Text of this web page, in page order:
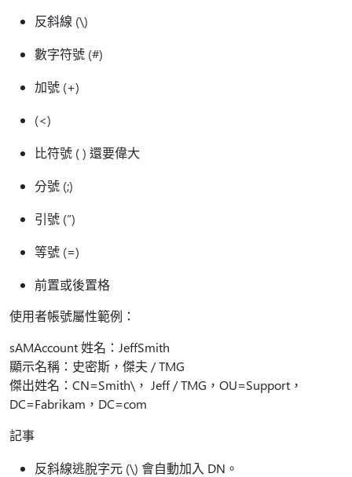
反斜線 (\)
數字符號 (#)
加號 (+)
(<)
比符號 ( ) 還要偉大
分號 (;)
引號 (“)
等號 (=)
前置或後置格
使用者帳號屬性範例：
sAMAccount 姓名：JeffSmith
顯示名稱：史密斯，傑夫 / TMG
傑出姓名：CN=Smith\， Jeff / TMG，OU=Support，
DC=Fabrikam，DC=com
記事​​
反斜線逃脫字元 (\) 會自動加入 DN。